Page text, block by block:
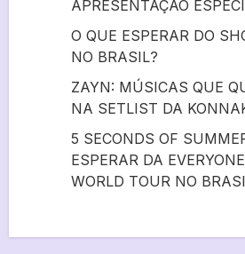
APRESENTAÇÃO
O QUE ESPERAR DO
NO BRASIL?
ZAYN: MÚSICAS QUE
NA SETLIST DA
5 SECONDS OF
ESPERAR DA
WORLD TOUR NO